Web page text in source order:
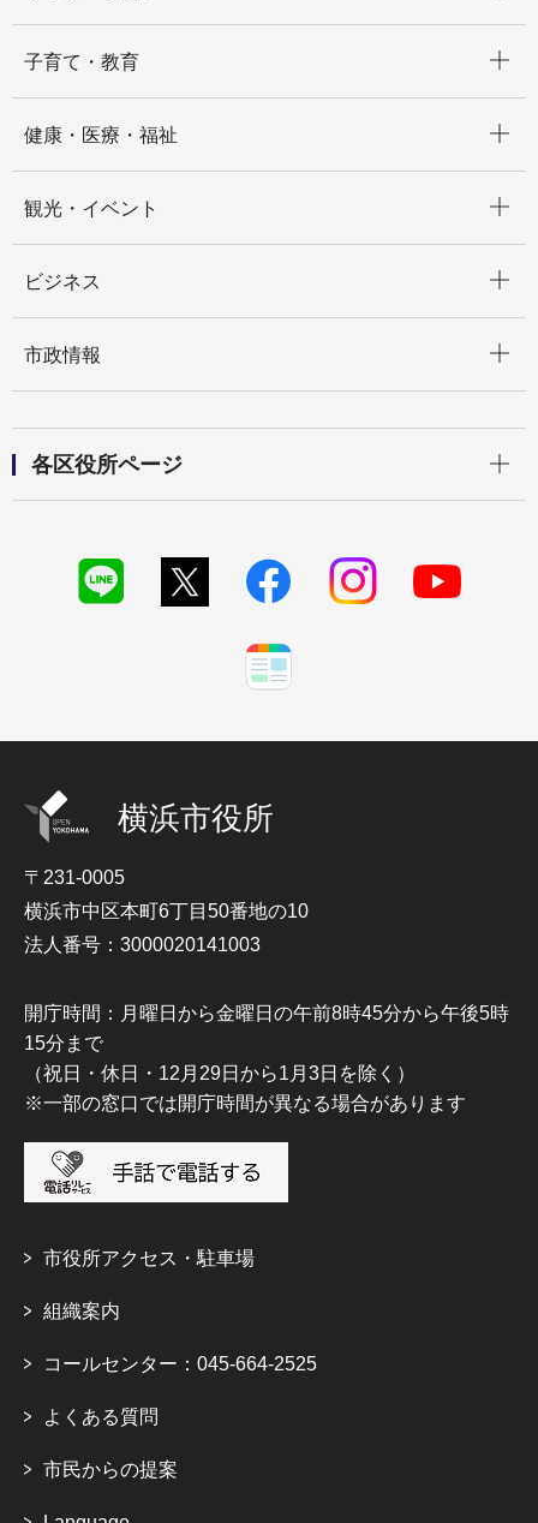
子育て・教育
健康・医療・福祉
観光・イベント
ビジネス
市政情報
各区役所ページ
横浜市役所
〒231-0005
横浜市中区本町6丁目50番地の10
法人番号：3000020141003
開庁時間：月曜日から金曜日の午前8時45分から午後5時
15分まで
（祝日・休日・12月29日から1月3日を除く）
※一部の窓口では開庁時間が異なる場合があります
市役所アクセス・駐車場
組織案内
コールセンター：045-664-2525
よくある質問
市民からの提案